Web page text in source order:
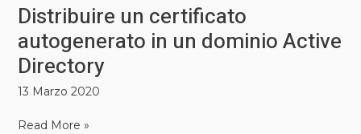
Distribuire un certificato
autogenerato in un dominio Active
Directory
13 Marzo 2020
Distribuire
certificato
autogenerato
in
dominio
Read More »